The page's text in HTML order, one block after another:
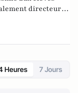
directeur
en particulier
Heures 7 Jours